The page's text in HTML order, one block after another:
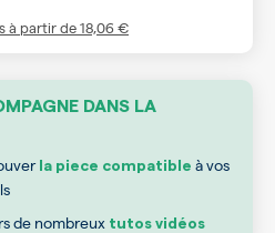
à partir de18,06 €
DANS LA
la piece compatible à vos
de nombreux tutos vidéos